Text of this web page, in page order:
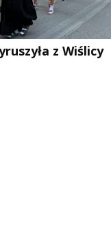
z Wiślicy